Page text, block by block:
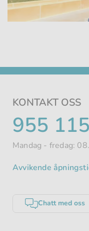
Unmute
KONTAKT OSS
955
Mandag - fredag:
Avvikende
Chatt med oss